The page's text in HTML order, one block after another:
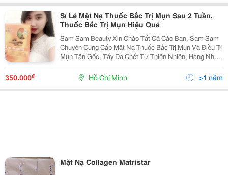
Sỉ Lẻ Mặt Nạ Thuốc Bắc Trị Mụn Sau 2 Tuần,
Thuốc Bắc Trị Mụn Hiệu Quả
Sam Sam Beauty Xin Chào Tất Cả Các Bạn, Sam Sam
Chuyên Cung Cấp Mặt Nạ Thuốc Bắc Trị Mụn Và Điều Trị
Mụn Tận Gốc, Tẩy Da Chết Từ Thiên Nhiên, Hàng Nhập
Của Công Ty, Có Giấy Tờ Kiểm Định.giao Hàng Tận Nơi
Trên Toàn Quốc, Freeship Nhìu Tỉnh Thành. M
350.000₫ Hồ Chí Minh >1 năm
Mặt Nạ Collagen Matristar